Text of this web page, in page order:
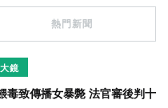
熱門新聞
鏡
毒致傳播女暴斃 法官審後判十